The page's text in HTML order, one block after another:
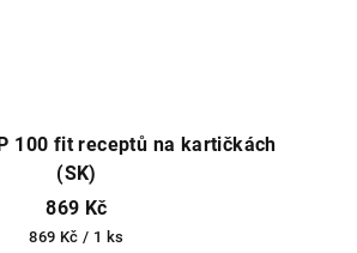
100 fit receptů na kartičkách
(SK)
869 Kč
Měrná
869 Kč / 1 ks